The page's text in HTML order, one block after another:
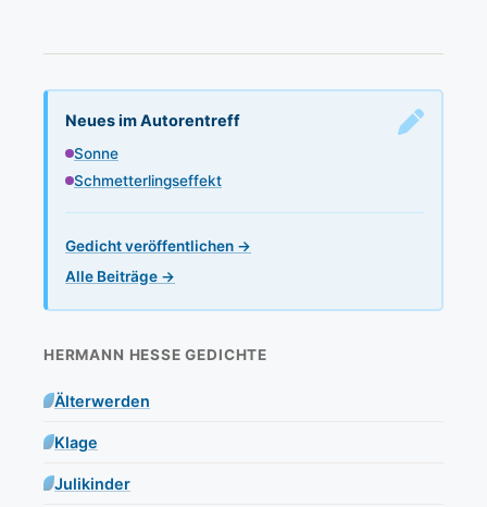
Neues im Autorentreff
Sonne
Schmetterlingseffekt
Gedicht veröffentlichen →
Alle Beiträge →
HERMANN HESSE GEDICHTE
Älterwerden
Klage
Julikinder